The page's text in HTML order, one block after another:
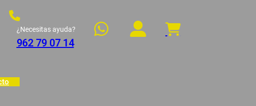
¿Necesitas ayuda?
962 79 07 14